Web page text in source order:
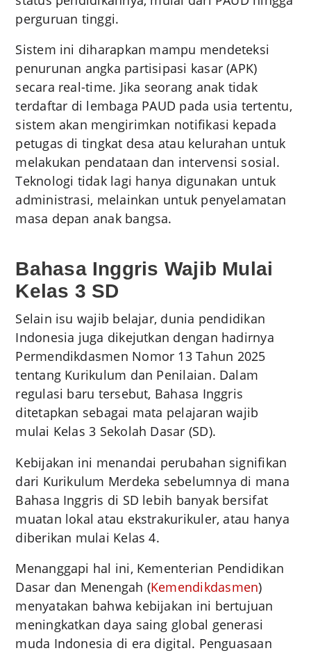
perguruan tinggi.
Sistem ini diharapkan mampu mendeteksi
penurunan angka partisipasi kasar (APK)
secara real-time. Jika seorang anak tidak
terdaftar di lembaga PAUD pada usia tertentu,
sistem akan mengirimkan notifikasi kepada
petugas di tingkat desa atau kelurahan untuk
melakukan pendataan dan intervensi sosial.
Teknologi tidak lagi hanya digunakan untuk
administrasi, melainkan untuk penyelamatan
masa depan anak bangsa.
Bahasa Inggris Wajib Mulai
Kelas 3 SD
Selain isu wajib belajar, dunia pendidikan
Indonesia juga dikejutkan dengan hadirnya
Permendikdasmen Nomor 13 Tahun 2025
tentang Kurikulum dan Penilaian. Dalam
regulasi baru tersebut, Bahasa Inggris
ditetapkan sebagai mata pelajaran wajib
mulai Kelas 3 Sekolah Dasar (SD).
Kebijakan ini menandai perubahan signifikan
dari Kurikulum Merdeka sebelumnya di mana
Bahasa Inggris di SD lebih banyak bersifat
muatan lokal atau ekstrakurikuler, atau hanya
diberikan mulai Kelas 4.
Menanggapi hal ini, Kementerian Pendidikan
Dasar dan Menengah (Kemendikdasmen)
menyatakan bahwa kebijakan ini bertujuan
meningkatkan daya saing global generasi
muda Indonesia di era digital. Penguasaan